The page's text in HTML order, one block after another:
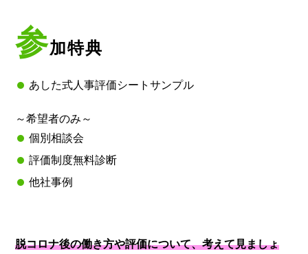
参加特典
あした式人事評価シートサンプル
～希望者のみ～
個別相談会
評価制度無料診断
他社事例
脱コロナ後の働き方や評価について、考えて見ましょ